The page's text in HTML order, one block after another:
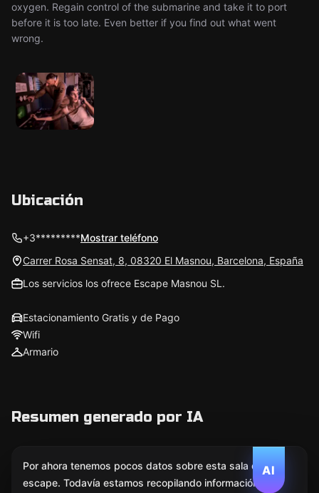
oxygen. Regain control of the submarine and take it to port
before it is too late. Even better if you find out what went
wrong.
Ubicación
+3*********Mostrar teléfono
Carrer Rosa Sensat, 8, 08320 El Masnou, Barcelona, España
Los servicios los ofrece Escape Masnou SL.
Estacionamiento Gratis y de Pago
Wifi
Armario
Resumen generado por IA
AI
Por ahora tenemos pocos datos sobre esta sala de
escape. Todavía estamos recopilando información